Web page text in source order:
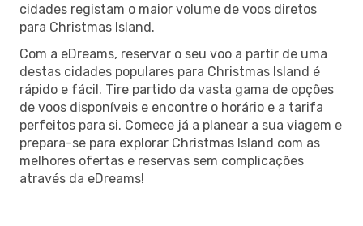
cidades registam o maior volume de voos diretos
para Christmas Island.
Com a eDreams, reservar o seu voo a partir de uma
destas cidades populares para Christmas Island é
rápido e fácil. Tire partido da vasta gama de opções
de voos disponíveis e encontre o horário e a tarifa
perfeitos para si. Comece já a planear a sua viagem e
prepara-se para explorar Christmas Island com as
melhores ofertas e reservas sem complicações
através da eDreams!